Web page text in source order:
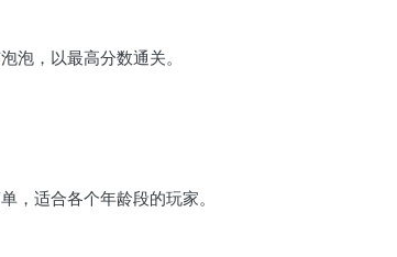
泡，以最高分数通关。
，适合各个年龄段的玩家。